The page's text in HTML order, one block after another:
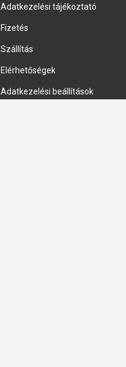
Adatkezelési tájékoztató
Fizetés
Szállítás
Elérhetőségek
Adatkezelési beállítások